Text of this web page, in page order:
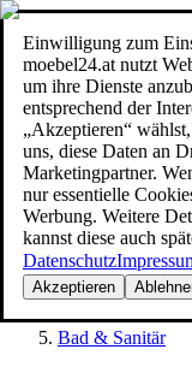
Einwilligung zum
moebel24.at nutzt
um ihre Dienste
entsprechend der
„Akzeptieren“
uns, diese Daten an
Marketingpartner.
nur essentielle
Werbung. Weitere
kannst diese auch
Datenschutz
Akzeptieren
Suche
moebel dir den besten
Baumarkt
Bad & Sanitär